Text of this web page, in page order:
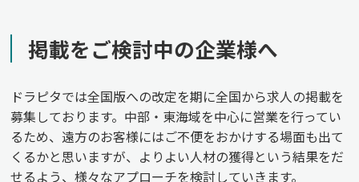
掲載をご検討中の企業様へ
ドラピタでは全国版への改定を期に全国から求人の掲載を
募集しております。中部・東海域を中心に営業を行ってい
るため、遠方のお客様にはご不便をおかけする場面も出て
くるかと思いますが、よりよい人材の獲得という結果をだ
せるよう、様々なアプローチを検討していきます。